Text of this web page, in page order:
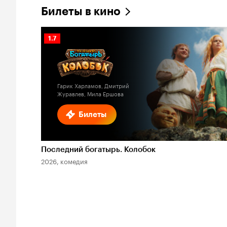
Билеты в кино
Билеты
Рейтинг
Кинопоиска
1.7
Гарик Харламов, Дмитрий
Журавлев, Мила Ершова
Последний богатырь. Колобок
2026, комедия